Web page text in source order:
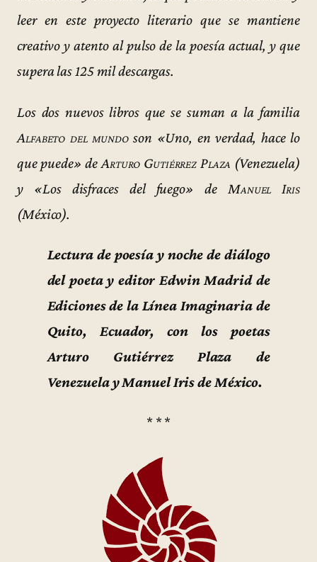
leer en este proyecto literario que se mantiene
creativo y atento al pulso de la poesía actual, y que
supera las 125 mil descargas.
Los dos nuevos libros que se suman a la familia
Alfabeto del mundoson «Uno, en verdad, hace lo
que puede» de Arturo Gutiérrez Plaza (Venezuela)
y «Los disfraces del fuego» de Manuel Iris
(México).
Lectura de poesía y noche de diálogo
del poeta y editor Edwin Madrid de
Ediciones de la Línea Imaginaria de
Quito, Ecuador, con los poetas
Arturo Gutiérrez Plaza de
Venezuela y Manuel Iris de México.
* * *